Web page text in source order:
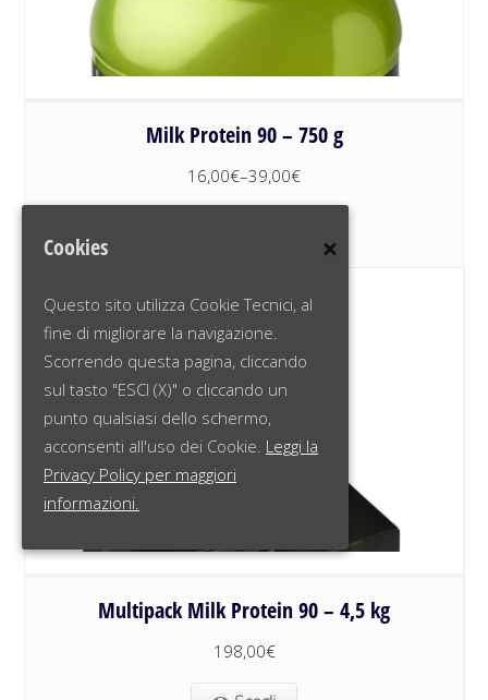
Milk Protein 90 – 750 g
16,00€–39,00€
Multipack Milk Protein 90 – 4,5 kg
198,00€
Cookies
Questo sito utilizza Cookie Tecnici, al
fine di migliorare la navigazione.
Scorrendo questa pagina, cliccando
sul tasto "ESCI (X)" o cliccando un
punto qualsiasi dello schermo,
acconsenti all'uso dei Cookie. Leggi la
Privacy Policy per maggiori
informazioni.